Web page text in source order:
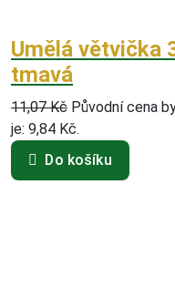
Umělá větvička
tmavá
11,07Kč Původní cena
je: 9,84 Kč.
Do košíku